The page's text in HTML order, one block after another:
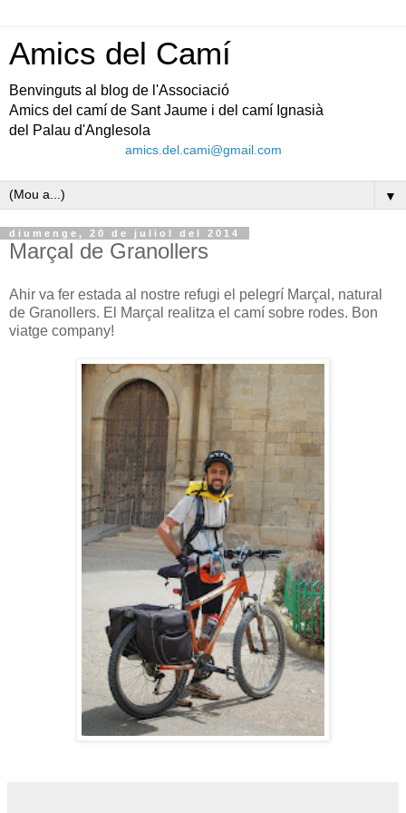
Amics del Camí
Benvinguts al blog de l'Associació
Amics del camí de Sant Jaume i del camí Ignasià
del Palau d'Anglesola
amics.del.cami@gmail.com
▼
diumenge, 20 de juliol del 2014
Marçal de Granollers
Ahir va fer estada al nostre refugi el pelegrí Marçal, natural
de Granollers. El Marçal realitza el camí sobre rodes. Bon
viatge company!